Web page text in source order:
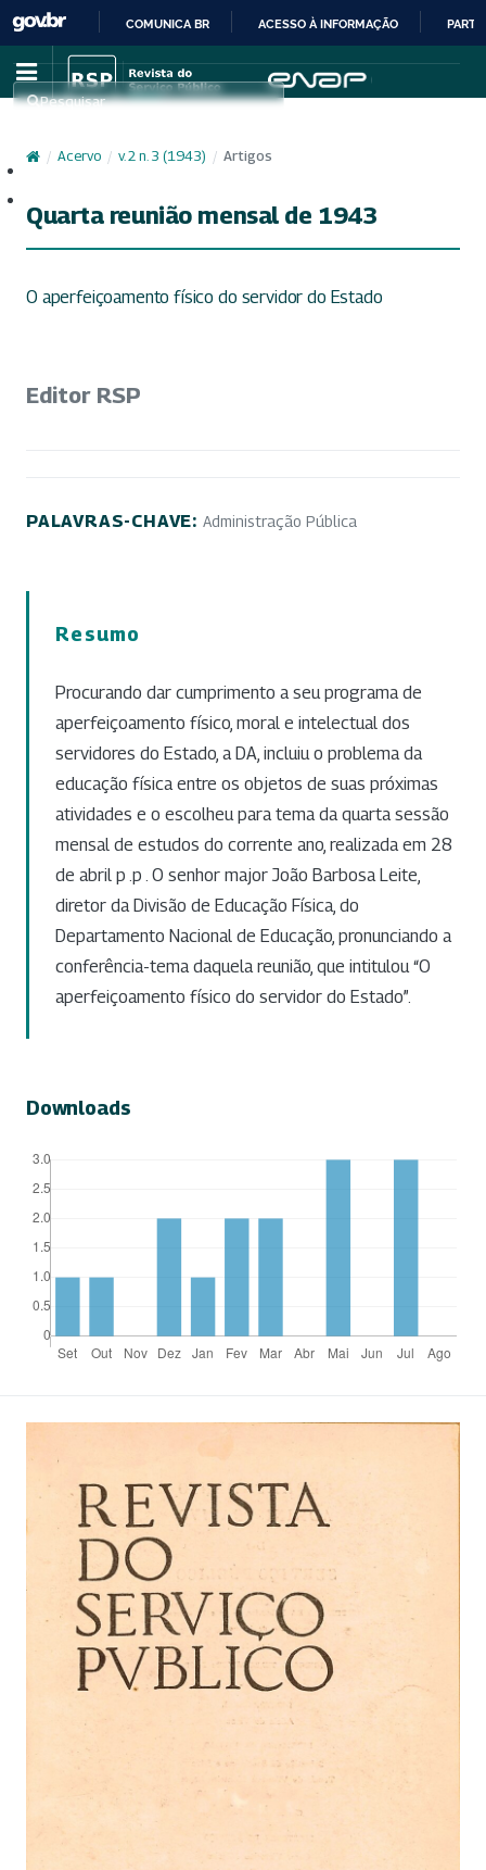
IR
PARA
CONTEÚDO
COMUNICA BR ACESSO À INFORMAÇÃO
Pesquisar
/ Acervo / v. 2 n. 3 (1943) / Artigos
Quarta reunião mensal de 1943
O aperfeiçoamento físico do servidor do Estado
Editor RSP
PALAVRAS-CHAVE: Administração Pública
Resumo
Procurando dar cumprimento a seu programa de
aperfeiçoamento físico, moral e intelectual dos
servidores do Estado, a DA, incluiu o problema da
educação física entre os objetos de suas próximas
atividades e o escolheu para tema da quarta sessão
mensal de estudos do corrente ano, realizada em 28
de abril p .p . O senhor major João Barbosa Leite,
diretor da Divisão de Educação Física, do
Departamento Nacional de Educação, pronunciando a
conferência-tema daquela reunião, que intitulou “O
aperfeiçoamento físico do servidor do Estado”.
Downloads